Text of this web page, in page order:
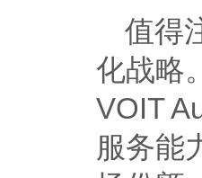
值得
化战略
VOIT
服务能